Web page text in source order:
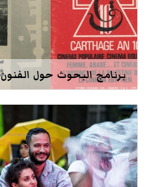
برنامج البحوث حول الفنون